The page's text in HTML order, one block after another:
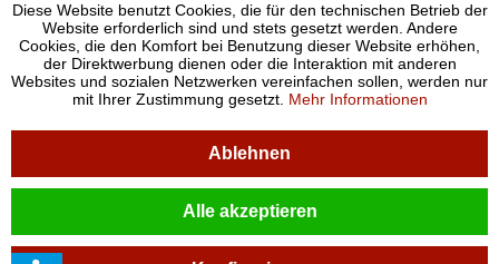
Diese Website benutzt Cookies, die für den technischen Betrieb der
Website erforderlich sind und stets gesetzt werden. Andere
Cookies, die den Komfort bei Benutzung dieser Website erhöhen,
der Direktwerbung dienen oder die Interaktion mit anderen
Websites und sozialen Netzwerken vereinfachen sollen, werden nur
mit Ihrer Zustimmung gesetzt. Mehr Informationen
Ablehnen
Alle akzeptieren